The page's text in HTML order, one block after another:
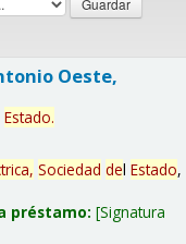
Oeste,
Estado.
Sociedad del Estado,
préstamo: Signatura